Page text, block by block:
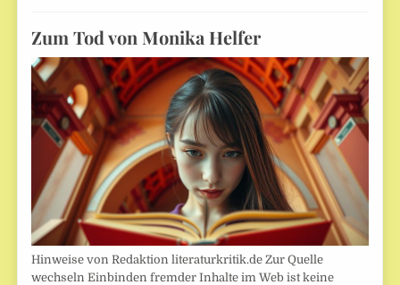
Zum Tod von Monika Helfer
Hinweise von Redaktion literaturkritik.de Zur Quelle
wechseln Einbinden fremder Inhalte im Web ist keine